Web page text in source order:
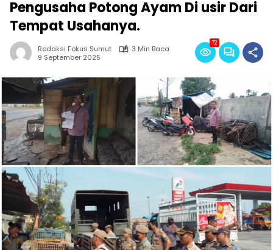
Pengusaha Potong Ayam Di usir Dari
Tempat Usahanya.
Redaksi Fokus Sumut
3 Min Baca
9 September 2025
72